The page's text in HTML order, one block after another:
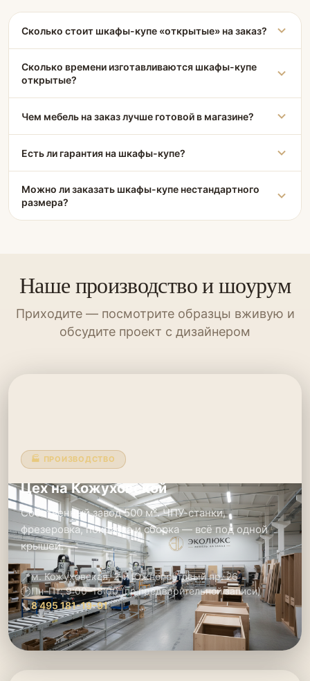
Сколько стоит шкафы-купе «открытые» на заказ?
Сколько времени изготавливаются шкафы-купе
открытые?
Чем мебель на заказ лучше готовой в магазине?
Есть ли гарантия на шкафы-купе?
Можно ли заказать шкафы-купе нестандартного
размера?
Наше производство и шоурум
Приходите — посмотрите образцы вживую и
обсудите проект с дизайнером
🏭 ПРОИЗВОДСТВО
Цех на Кожуховской
Собственный завод 500 м². ЧПУ-станки,
фрезеровка, покраска и сборка — всё под одной
крышей.
📍м. Кожуховская, 2-й Южнопортовый пр. 26
🕑Пн–Пт: 9:00–18:00 (по предварительной записи)
📞8 495 181-19-91